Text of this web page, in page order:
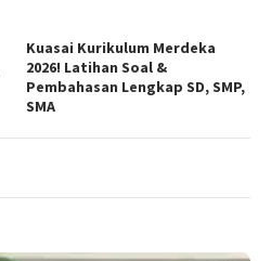
Kuasai Kurikulum Merdeka
2026! Latihan Soal &
Pembahasan Lengkap SD, SMP,
SMA